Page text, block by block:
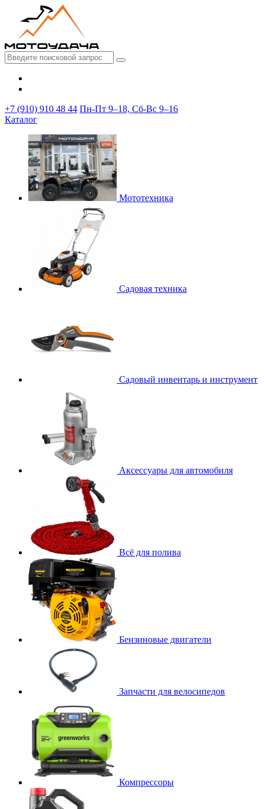
+7 (910) 910 48 44 Пн-Пт 9–18, Сб-Вс 9–16
Каталог
Мототехника
Садовая техника
Садовый инвентарь и инструмент
Аксессуары для автомобиля
Всё для полива
Бензиновые двигатели
Запчасти для велосипедов
Компрессоры